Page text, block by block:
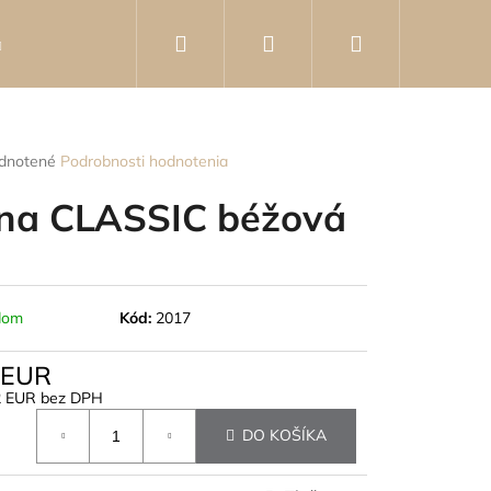
Poradca Kontakty
Prihlásenie
Podrobnosti hodnotenia
CLASSIC béžová
Kód: 2017
EUR bez DPH
DO KOŠÍKA
KOVOVÁ BROŠŇA V